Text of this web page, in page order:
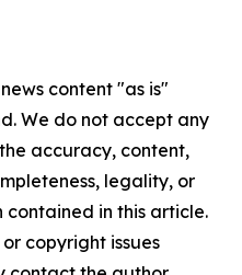
content "as is"
We do not accept any
accuracy, content,
legality, or
in this article.
copyright issues